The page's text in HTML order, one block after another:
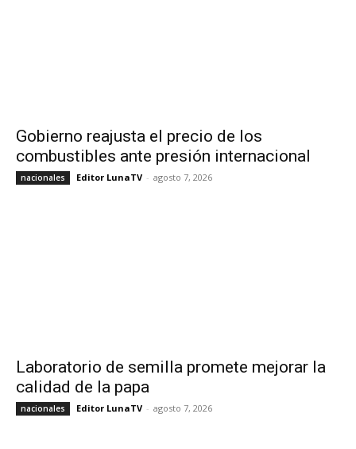
Gobierno reajusta el precio de los
combustibles ante presión internacional
nacionales Editor LunaTV - agosto 7, 2026
Laboratorio de semilla promete mejorar la
calidad de la papa
nacionales Editor LunaTV - agosto 7, 2026